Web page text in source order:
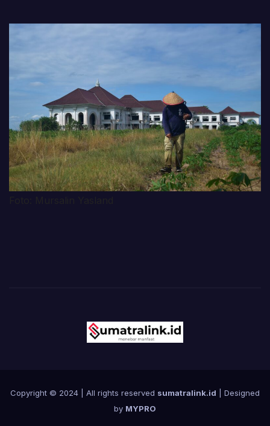
Copyright © 2024 | All rights reserved sumatralink.id | Designed
by MYPRO